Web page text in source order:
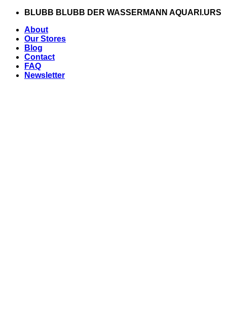
Zum
springen
BLUBB BLUBB DER WASSERMANN AQUARI.URS
About
Our Stores
Blog
Contact
FAQ
Newsletter